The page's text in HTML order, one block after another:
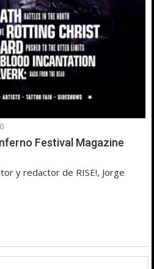
0
Festival Magazine
y redactor de RISE!, Jorge